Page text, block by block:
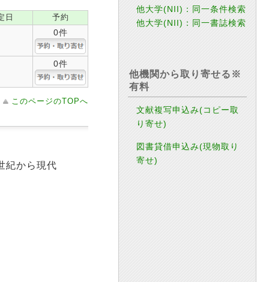
日 予約
0件
0件
このページのTOPへ
紀から現代
他大学(NII)：同一条件検索
他大学(NII)：同一書誌検索
他機関から取り寄せる※
有料
文献複写申込み(コピー取
り寄せ)
図書貸借申込み(現物取り
寄せ)